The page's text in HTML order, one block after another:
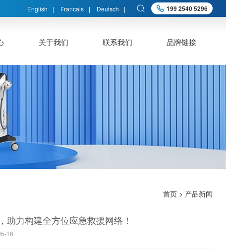
English | Francais | Deutsch | 199 2540 5296
关于我们 联系我们 品牌链接
首页 > 产品新闻
力构建全方位应急救援网络！
16